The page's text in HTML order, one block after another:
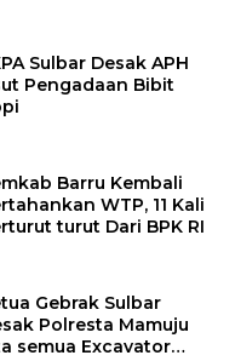
Sulbar Desak APH
Pengadaan Bibit
Barru Kembali
WTP, 11 Kali
turut Dari BPK RI
Gebrak Sulbar
Polresta Mamuju
semua Excavator